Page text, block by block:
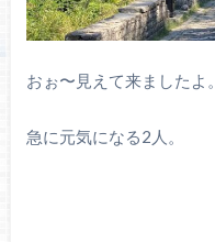
おぉ〜見えて来ましたよ。
急に元気になる2人。